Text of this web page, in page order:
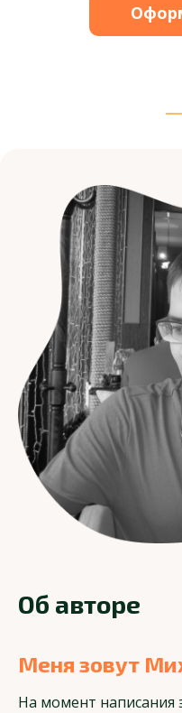
Об авторе
Меня зовут
На момент написания